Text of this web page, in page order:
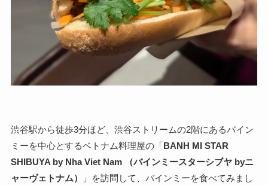
渋谷駅から徒歩3分ほど、渋谷ストリームの2階にあるバイン
ミーを中心とするベトナム料理屋の「BANH MI STAR
SHIBUYA by Nha Viet Nam （バインミースターシブヤ byニ
ャーヴェトナム）
」を訪問して、バインミーを食べてみまし